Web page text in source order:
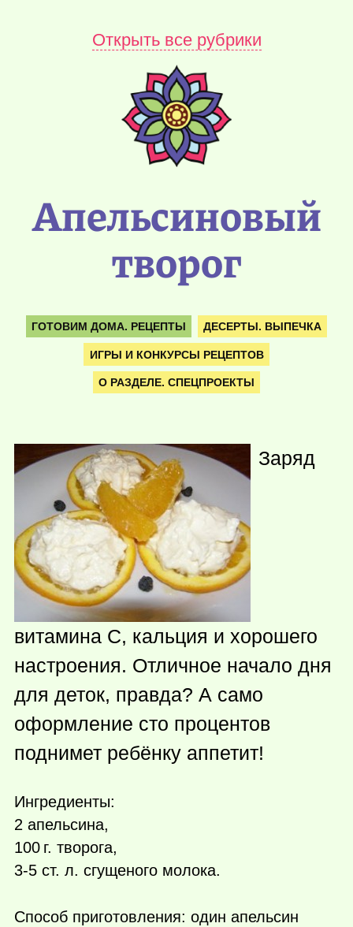
Открыть все рубрики
Апельсиновый
творог
ГОТОВИМ ДОМА. РЕЦЕПТЫ ДЕСЕРТЫ. ВЫПЕЧКА
ИГРЫ И КОНКУРСЫ РЕЦЕПТОВ
О РАЗДЕЛЕ. СПЕЦПРОЕКТЫ
Заряд
витамина С, кальция и хорошего
настроения. Отличное начало дня
для деток, правда? А само
оформление сто процентов
поднимет ребёнку аппетит!
Ингредиенты:
2 апельсина,
100 г. творога,
3-5 ст. л. сгущеного молока.
Способ приготовления: один апельсин